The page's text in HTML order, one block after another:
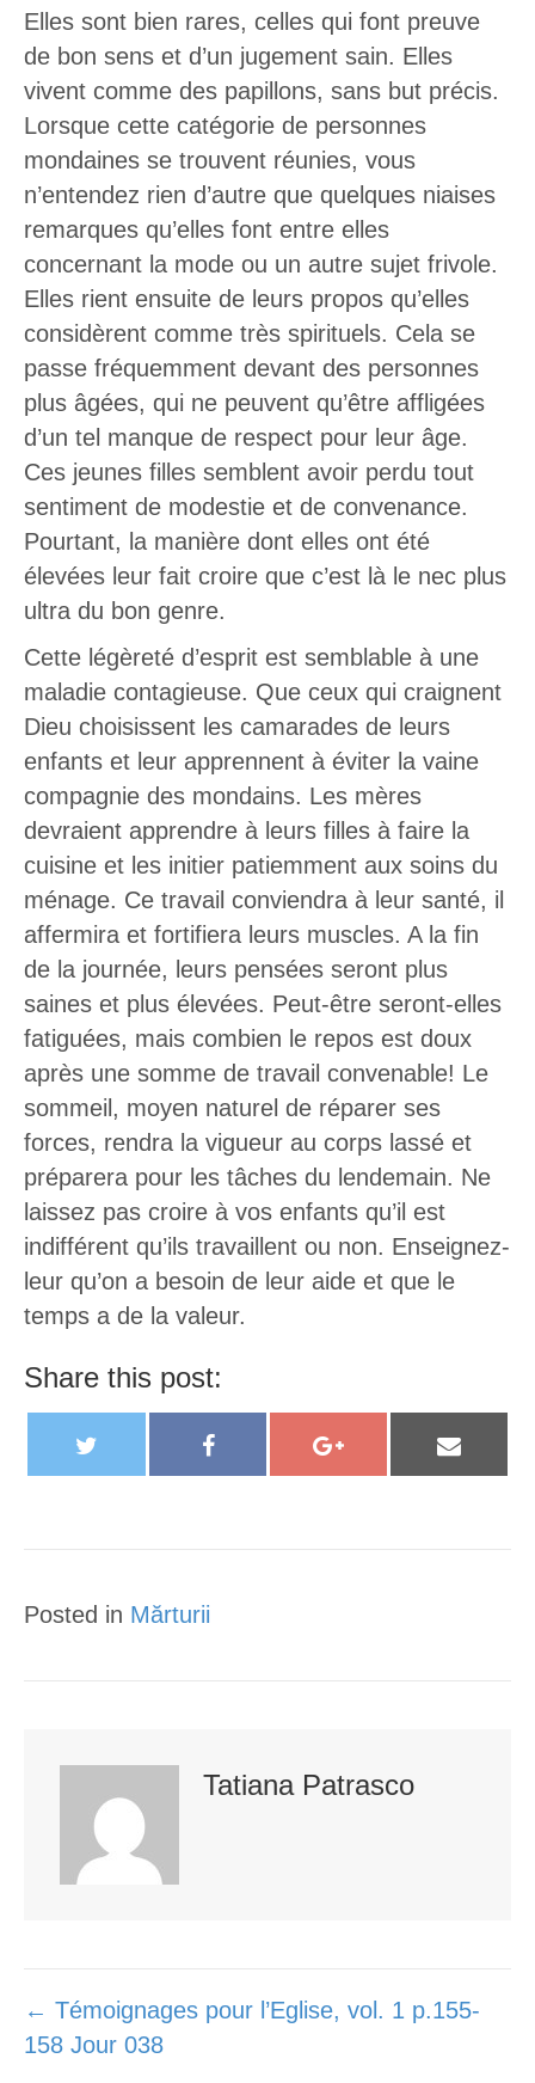
Elles sont bien rares, celles qui font preuve
de bon sens et d’un jugement sain. Elles
vivent comme des papillons, sans but précis.
Lorsque cette catégorie de personnes
mondaines se trouvent réunies, vous
n’entendez rien d’autre que quelques niaises
remarques qu’elles font entre elles
concernant la mode ou un autre sujet frivole.
Elles rient ensuite de leurs propos qu’elles
considèrent comme très spirituels. Cela se
passe fréquemment devant des personnes
plus âgées, qui ne peuvent qu’être affligées
d’un tel manque de respect pour leur âge.
Ces jeunes filles semblent avoir perdu tout
sentiment de modestie et de convenance.
Pourtant, la manière dont elles ont été
élevées leur fait croire que c’est là le nec plus
ultra du bon genre.
Cette légèreté d’esprit est semblable à une
maladie contagieuse. Que ceux qui craignent
Dieu choisissent les camarades de leurs
enfants et leur apprennent à éviter la vaine
compagnie des mondains. Les mères
devraient apprendre à leurs filles à faire la
cuisine et les initier patiemment aux soins du
ménage. Ce travail conviendra à leur santé, il
affermira et fortifiera leurs muscles. A la fin
de la journée, leurs pensées seront plus
saines et plus élevées. Peut-être seront-elles
fatiguées, mais combien le repos est doux
après une somme de travail convenable! Le
sommeil, moyen naturel de réparer ses
forces, rendra la vigueur au corps lassé et
préparera pour les tâches du lendemain. Ne
laissez pas croire à vos enfants qu’il est
indifférent qu’ils travaillent ou non. Enseignez-
leur qu’on a besoin de leur aide et que le
temps a de la valeur.
Share this post:
w
e
a
o
m
Posted in Mărturii
Tatiana Patrasco
Posts
← Témoignages pour l’Eglise, vol. 1 p.155-
158 Jour 038